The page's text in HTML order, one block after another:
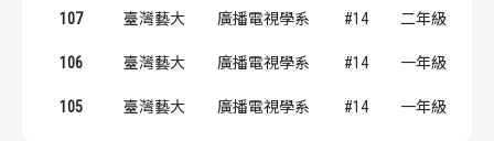
歷史數據排行
歷史數據排行
107 臺灣藝大 廣播電視學系 #14 二年級
106 臺灣藝大 廣播電視學系 #14 一年級
105 臺灣藝大 廣播電視學系 #14 一年級